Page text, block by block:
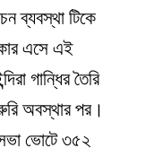
ব্যবস্থা টিকে
এসে এই
গান্ধির তৈরি
অবস্থার পর।
ভোটে ৩৫২